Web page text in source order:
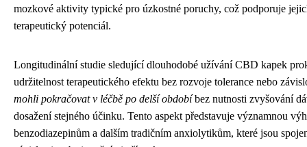
mozkové aktivity typické pro úzkostné poruchy, což podporuje
terapeutický potenciál.
Longitudinální studie sledující dlouhodobé užívání CBD kapek
udržitelnost terapeutického efektu bez rozvoje tolerance nebo
mohli pokračovat v léčbě po delší obdobíbez nutnosti zvyšování
dosažení stejného účinku. Tento aspekt představuje významnou
benzodiazepinům a dalším tradičním anxiolytikům, které jsou